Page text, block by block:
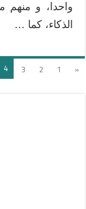
واحدا، و منهم
الذكاء، كما …
«
1
2
3
4